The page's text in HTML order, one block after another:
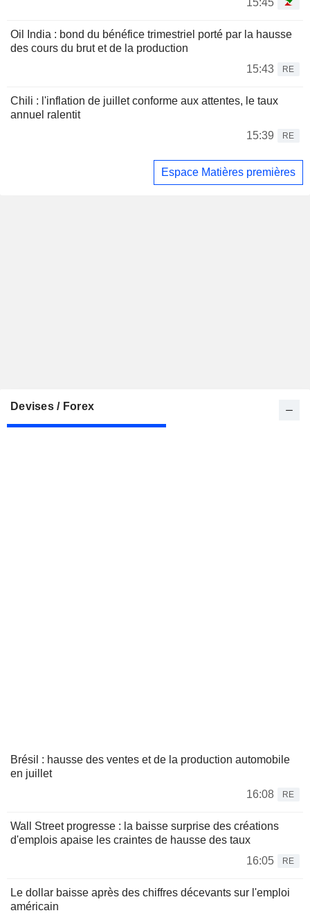
15:45
Oil India : bond du bénéfice trimestriel porté par la hausse
des cours du brut et de la production
15:43
RE
Chili : l'inflation de juillet conforme aux attentes, le taux
annuel ralentit
15:39
RE
Espace Matières premières
Devises / Forex
Brésil : hausse des ventes et de la production automobile
en juillet
16:08
RE
Wall Street progresse : la baisse surprise des créations
d'emplois apaise les craintes de hausse des taux
16:05
RE
Le dollar baisse après des chiffres décevants sur l'emploi
américain